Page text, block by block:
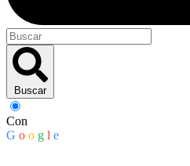
Buscar
Con
G o o g l e